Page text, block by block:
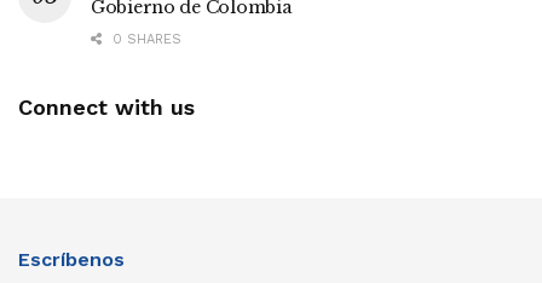
Gobierno de Colombia
0 SHARES
Connect with us
Escríbenos